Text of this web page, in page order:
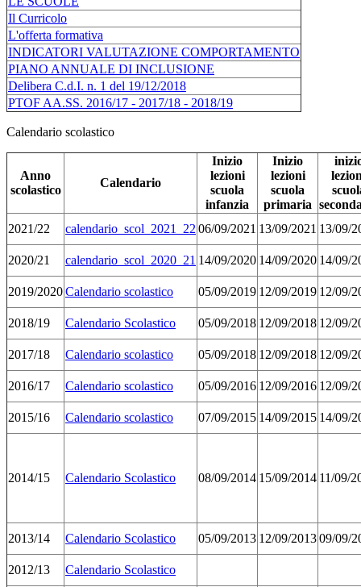
Il Curricolo
L'offerta formativa
INDICATORI VALUTAZIONE COMPORTAMENTO
PIANO ANNUALE DI INCLUSIONE
Delibera C.d.I. n. 1 del 19/12/2018
PTOF AA.SS. 2016/17 - 2017/18 - 2018/19
Calendario scolastico
Anno
scolastico
Calendario
Inizio
lezioni
scuola
infanzia
Inizio
lezioni
scuola
primaria
2021/22
calendario_scol_2021_22 06/09/2021 13/09/2021 13/09/
2020/21 calendario_scol_2020_21 14/09/2020 14/09/2020 14/09/
2019/2020Calendario scolastico 05/09/2019 12/09/2019 12/09/
2018/19 Calendario Scolastico 05/09/2018 12/09/2018 12/09/
2017/18 Calendario scolastico 05/09/2018 12/09/2018 12/09/
2016/17 Calendario scolastico 05/09/2016 12/09/2016 12/09/
2015/16 Calendario scolastico 07/09/2015 14/09/2015 14/09/
2014/15 Calendario Scolastico 08/09/2014 15/09/2014 11/09/
2013/14 Calendario Scolastico 05/09/2013 12/09/201309/09/
2012/13 Calendario Scolastico